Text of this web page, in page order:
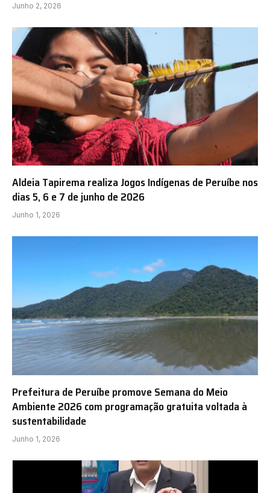
Junho 2, 2026
Aldeia Tapirema realiza Jogos Indígenas de Peruíbe nos
dias 5, 6 e 7 de junho de 2026
Junho 1, 2026
Prefeitura de Peruíbe promove Semana do Meio
Ambiente 2026 com programação gratuita voltada à
sustentabilidade
Junho 1, 2026